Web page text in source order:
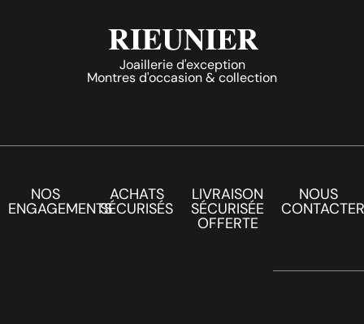
Joaillerie d'exception
Montres d'occasion & collection
NOS
ENGAGEMENTS
ACHATS
SÉCURISÉS
LIVRAISON
SÉCURISÉE
OFFERTE
NOUS
CONTACTER